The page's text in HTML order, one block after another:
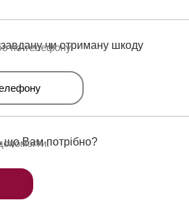
завдану чи отриману шкоду
по телефону
що Вам потрібно?